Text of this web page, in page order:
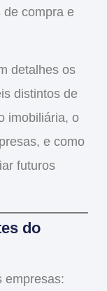
de compra e
detalhes os
distintos de
imobiliária, o
e como
futuros
do
empresas: